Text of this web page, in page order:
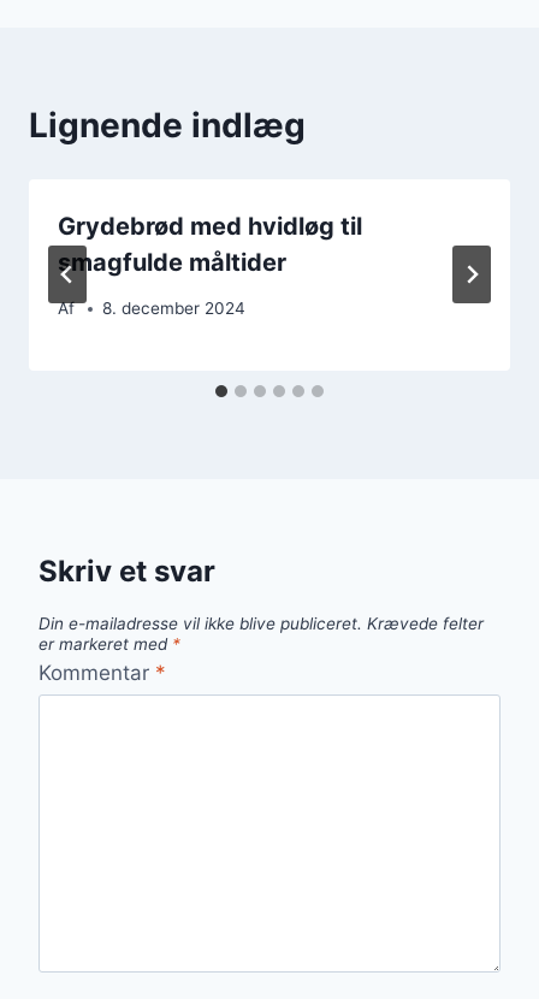
Lignende indlæg
Grydebrød med hvidløg til
smagfulde måltider
Af 8. december 2024
Skriv et svar
Din e-mailadresse vil ikke blive publiceret. Krævede felter
er markeret med *
Kommentar *